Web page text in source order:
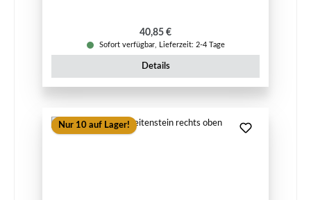
Regulärer Preis:
40,85 €
Sofort verfügbar, Lieferzeit: 2-4 Tage
Details
Nur 10 auf Lager!